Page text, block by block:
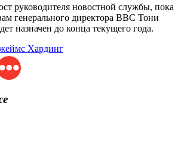
руководителя новостной службы, пока
генерального директора BBC Тони
назначен до конца текущего года.
Хардинг